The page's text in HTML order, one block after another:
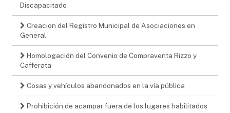
Discapacitado
Creacion del Registro Municipal de Asociaciones en
General
Homologación del Convenio de Compraventa Rizzo y
Cafferata
Cosas y vehículos abandonados en la vía pública
Prohibición de acampar fuera de los lugares habilitados